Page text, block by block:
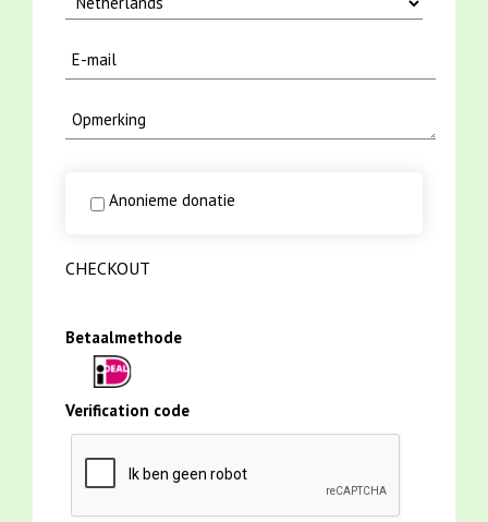
Anonieme donatie
CHECKOUT
Betaalmethode
Verification code